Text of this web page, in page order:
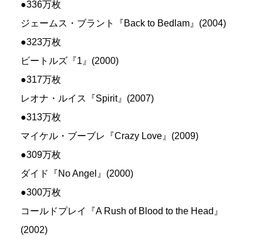
●336万枚
ジェームス・ブラント『Back to Bedlam』(2004)
●323万枚
ビートルズ『1』(2000)
●317万枚
レオナ・ルイス『Spirit』(2007)
●313万枚
マイケル・ブーブレ『Crazy Love』(2009)
●309万枚
ダイド『No Angel』(2000)
●300万枚
コールドプレイ『A Rush of Blood to the Head』
(2002)